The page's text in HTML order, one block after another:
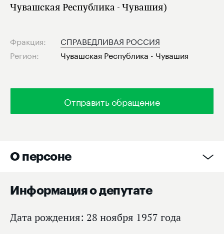
Чувашская Республика - Чувашия)
Отправить обращение
Фракция:
СПРАВЕДЛИВАЯ РОССИЯ
Регион:
Чувашская Республика - Чувашия
О персоне
Информация о депутате
Дата рождения: 28 ноября 1957 года